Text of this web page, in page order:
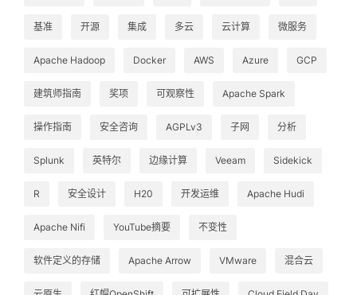
基准 开源 集成 多云 云计算 微服务
Apache Hadoop Docker AWS Azure GCP
建筑师指南 奖项 可观察性 Apache Spark
操作指南 安全咨询 AGPLv3 子网 分析
Splunk 英特尔 边缘计算 Veeam Sidekick
R 安全设计 H20 开发运维 Apache Hudi
Apache Nifi YouTube摘要 不变性
软件定义的存储 Apache Arrow VMware 混合云